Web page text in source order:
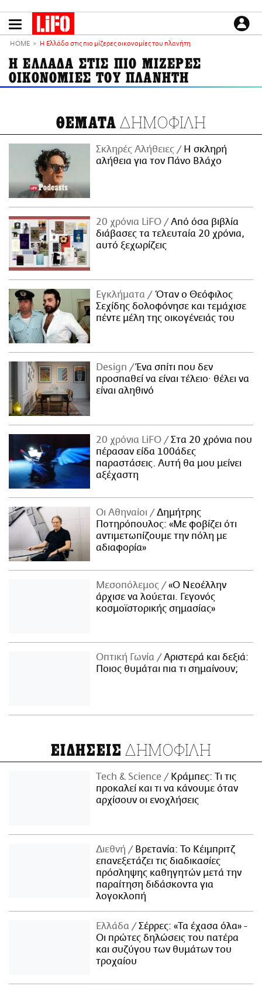
το
κυρίως
LIFO SHOP
NEWSLETTER
ΜΙΚΡΟΠΡΑΓΜΑΤΑ
THE GOOD LIFO
LIFOLAND
CITY GUIDE
ΑΜΠΑ
PRINT
ΕΙΔΗΣΕΙΣ
CULTURE
ΑΠΟΨΕΙΣ
PODCASTS
Plus
HOME Η Ελλάδα στις πιο μίζερες οικονομίες του πλανήτη
Η ΕΛΛΑΔΑ ΣΤΙΣ ΠΙΟ ΜΙΖΕΡΕΣ
ΟΙΚΟΝΟΜΙΕΣ ΤΟΥ ΠΛΑΝΗΤΗ
ΘΕΜΑΤΑ ΔΗΜΟΦΙΛΗ
Σκληρές Αλήθειες
H σκληρή
αλήθεια για τον Πάνο Βλάχο
20 χρόνια LiFO
Από όσα βιβλία
διάβασες τα τελευταία 20 χρόνια,
αυτό ξεχωρίζεις
Εγκλήματα
Όταν ο Θεόφιλος
Σεχίδης δολοφόνησε και τεμάχισε
πέντε μέλη της οικογένειάς του
Design
Ένα σπίτι που δεν
προσπαθεί να είναι τέλειο· θέλει να
είναι αληθινό
20 χρόνια LiFO
Στα 20 χρόνια που
πέρασαν είδα 100άδες
παραστάσεις. Αυτή θα μου μείνει
αξέχαστη
Οι Αθηναίοι
Δημήτρης
Ποτηρόπουλος: «Με φοβίζει ότι
αντιμετωπίζουμε την πόλη με
αδιαφορία»
Μεσοπόλεμος
«Ο Νεοέλλην
άρχισε να λούεται. Γεγονός
κοσμοϊστορικής σημασίας»
Οπτική Γωνία
Αριστερά και δεξιά:
Ποιος θυμάται πια τι σημαίνουν;
ΕΙΔΗΣΕΙΣ ΔΗΜΟΦΙΛΗ
Τech & Science
Κράμπες: Τι τις
προκαλεί και τι να κάνουμε όταν
αρχίσουν οι ενοχλήσεις
Διεθνή
Βρετανία: Το Κέιμπριτζ
επανεξετάζει τις διαδικασίες
πρόσληψης καθηγητών μετά την
παραίτηση διδάσκοντα για
λογοκλοπή
Ελλάδα
Σέρρες: «Τα έχασα όλα» -
Οι πρώτες δηλώσεις του πατέρα
και συζύγου των θυμάτων του
τροχαίου